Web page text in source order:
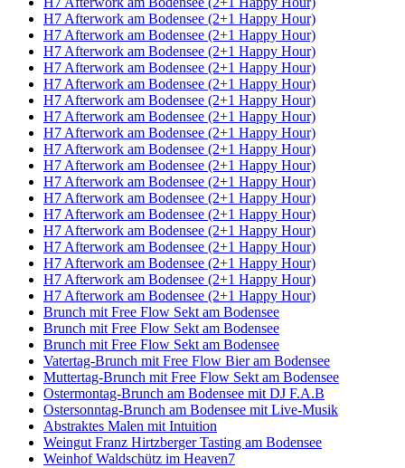
H7 Afterwork am Bodensee (2+1 Happy Hour)
H7 Afterwork am Bodensee (2+1 Happy Hour)
H7 Afterwork am Bodensee (2+1 Happy Hour)
H7 Afterwork am Bodensee (2+1 Happy Hour)
H7 Afterwork am Bodensee (2+1 Happy Hour)
H7 Afterwork am Bodensee (2+1 Happy Hour)
H7 Afterwork am Bodensee (2+1 Happy Hour)
H7 Afterwork am Bodensee (2+1 Happy Hour)
H7 Afterwork am Bodensee (2+1 Happy Hour)
H7 Afterwork am Bodensee (2+1 Happy Hour)
H7 Afterwork am Bodensee (2+1 Happy Hour)
H7 Afterwork am Bodensee (2+1 Happy Hour)
H7 Afterwork am Bodensee (2+1 Happy Hour)
H7 Afterwork am Bodensee (2+1 Happy Hour)
H7 Afterwork am Bodensee (2+1 Happy Hour)
H7 Afterwork am Bodensee (2+1 Happy Hour)
H7 Afterwork am Bodensee (2+1 Happy Hour)
H7 Afterwork am Bodensee (2+1 Happy Hour)
Brunch mit Free Flow Sekt am Bodensee
Brunch mit Free Flow Sekt am Bodensee
Brunch mit Free Flow Sekt am Bodensee
Vatertag-Brunch mit Free Flow Bier am Bodensee
Muttertag-Brunch mit Free Flow Sekt am Bodensee
Ostermontag-Brunch am Bodensee mit DJ F.A.B
Ostersonntag-Brunch am Bodensee mit Live-Musik
Abstraktes Malen mit Intuition
Weingut Franz Hirtzberger Tasting am Bodensee
Weinhof Waldschütz im Heaven7